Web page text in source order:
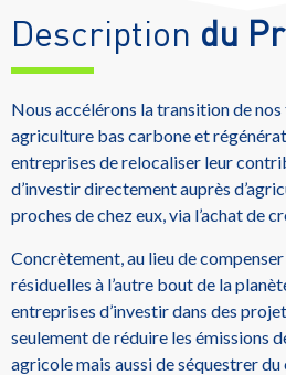
Description du
Nous accélérons la transition de
agriculture bas carbone et
entreprises de relocaliser leur
d’investir directement auprès
proches de chez eux, via l’achat de
Concrètement, au lieu de
résiduelles à l’autre bout de la
entreprises d’investir dans des
seulement de réduire les émissions
agricole mais aussi de séquestrer